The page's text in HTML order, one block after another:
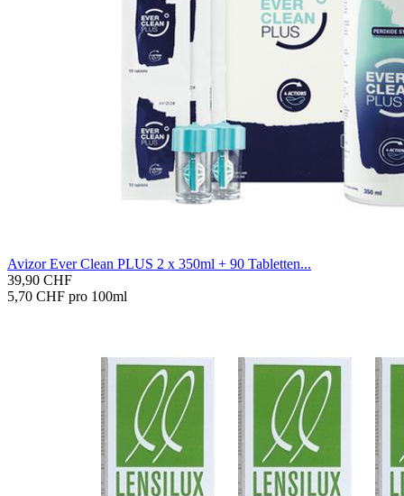
Avizor Ever Clean PLUS 2 x 350ml + 90 Ta­blet­ten...
39,90 CHF
5,70 CHF pro 100ml